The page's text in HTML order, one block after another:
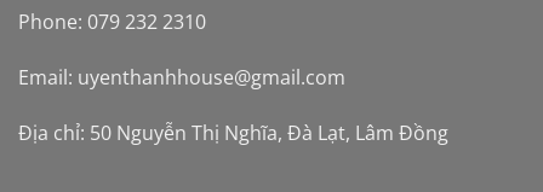
Phone: 079 232 2310
Email: uyenthanhhouse@gmail.com
Địa chỉ: 50 Nguyễn Thị Nghĩa, Đà Lạt, Lâm Đồng